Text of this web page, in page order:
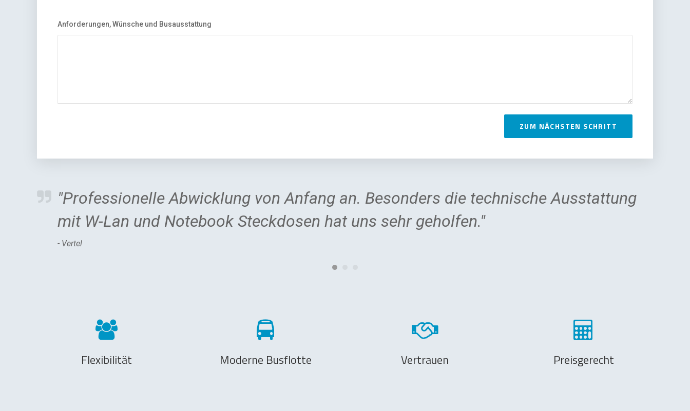
Anforderungen, Wünsche und Busausstattung
ZUM NÄCHSTEN SCHRITT
"Professionelle Abwicklung von Anfang an. Besonders die technische Ausstattung
mit W-Lan und Notebook Steckdosen hat uns sehr geholfen."
- Vertel
Flexibilität Moderne Busflotte Vertrauen Preisgerecht